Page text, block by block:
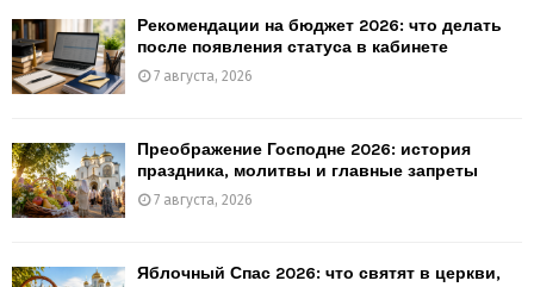
Рекомендации на бюджет 2026: что делать
после появления статуса в кабинете
7 августа, 2026
Преображение Господне 2026: история
праздника, молитвы и главные запреты
7 августа, 2026
Яблочный Спас 2026: что святят в церкви,